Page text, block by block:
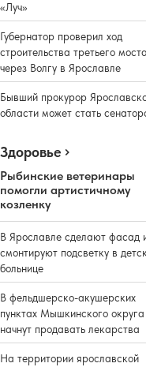
«Луч»
Губернатор проверил ход
строительства третьего моста
через Волгу в Ярославле
Бывший прокурор
области может стать
Здоровье
Рыбинские ветеринары
помогли артистичному
козленку
В Ярославле сделают фасад
смонтируют подсветку в
больнице
В фельдшерско-акушерских
пунктах Мышкинского округа
начнут продавать лекарства
На территории ярославской